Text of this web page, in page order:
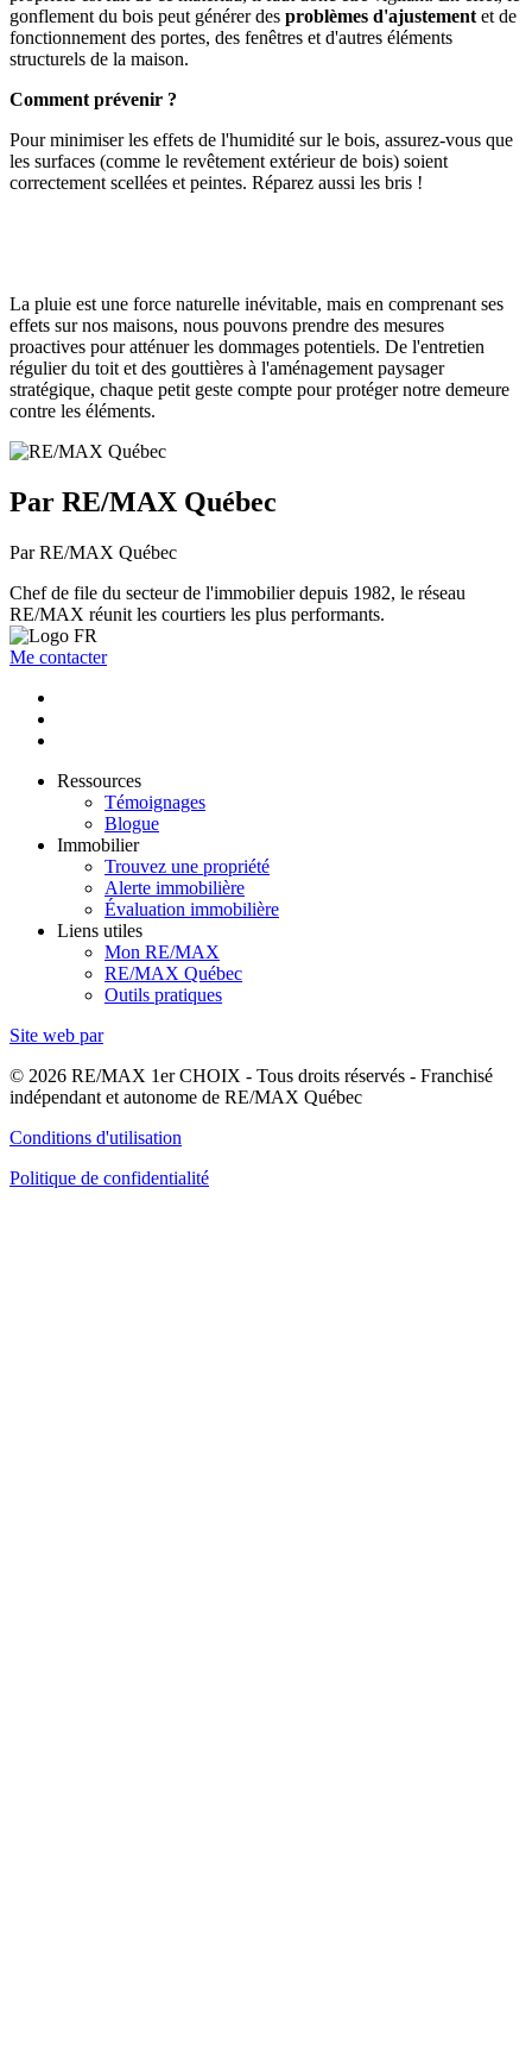
gonflement du bois peut générer des problèmes d'ajustement et de
fonctionnement des portes, des fenêtres et d'autres éléments
structurels de la maison.
Comment prévenir ?
Pour minimiser les effets de l'humidité sur le bois, assurez-vous que
les surfaces (comme le revêtement extérieur de bois) soient
correctement scellées et peintes. Réparez aussi les bris !
La pluie est une force naturelle inévitable, mais en comprenant ses
effets sur nos maisons, nous pouvons prendre des mesures
proactives pour atténuer les dommages potentiels. De l'entretien
régulier du toit et des gouttières à l'aménagement paysager
stratégique, chaque petit geste compte pour protéger notre demeure
contre les éléments.
Par RE/MAX Québec
Par RE/MAX Québec
Chef de file du secteur de l'immobilier depuis 1982, le réseau
RE/MAX réunit les courtiers les plus performants.
Me contacter
Ressources
Témoignages
Blogue
Immobilier
Trouvez une propriété
Alerte immobilière
Évaluation immobilière
Liens utiles
Mon RE/MAX
RE/MAX Québec
Outils pratiques
Site web par
© 2026 RE/MAX 1er CHOIX - Tous droits réservés - Franchisé
indépendant et autonome de RE/MAX Québec
Conditions d'utilisation
Politique de confidentialité